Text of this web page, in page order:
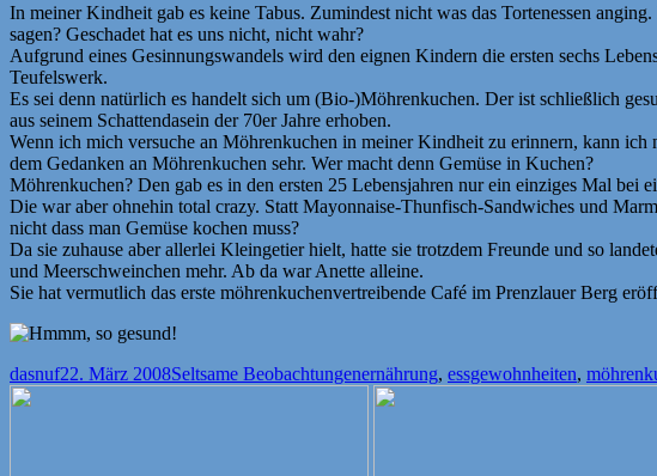
In meiner Kindheit gab es keine Tabus. Zumindest nicht was das Tortenessen
sagen? Geschadet hat es uns nicht, nicht wahr?
Aufgrund eines Gesinnungswandels wird den eignen Kindern die ersten sechs
Teufelswerk.
Es sei denn natürlich es handelt sich um (Bio-)Möhrenkuchen. Der ist schließlich
aus seinem Schattendasein der 70er Jahre erhoben.
Wenn ich mich versuche an Möhrenkuchen in meiner Kindheit zu erinnern, kann
dem Gedanken an Möhrenkuchen sehr. Wer macht denn Gemüse in Kuchen?
Möhrenkuchen? Den gab es in den ersten 25 Lebensjahren nur ein einziges Mal bei
Die war aber ohnehin total crazy. Statt Mayonnaise-Thunfisch-Sandwiches und
nicht dass man Gemüse kochen muss?
Da sie zuhause aber allerlei Kleingetier hielt, hatte sie trotzdem Freunde und so
und Meerschweinchen mehr. Ab da war Anette alleine.
Sie hat vermutlich das erste möhrenkuchenvertreibende Café im Prenzlauer Berg
Autor
dasnufVeröffentlicht
22. März 2008Kategorien
Seltsame BeobachtungenSchlagwörter
ernährung, essgewohnheiten,